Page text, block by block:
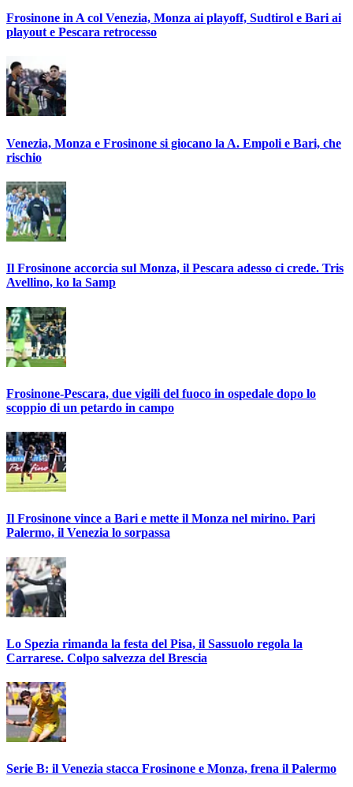
Frosinone in A col Venezia, Monza ai playoff, Sudtirol e Bari ai
playout e Pescara retrocesso
Venezia, Monza e Frosinone si giocano la A. Empoli e Bari, che
rischio
Il Frosinone accorcia sul Monza, il Pescara adesso ci crede. Tris
Avellino, ko la Samp
Frosinone-Pescara, due vigili del fuoco in ospedale dopo lo
scoppio di un petardo in campo
Il Frosinone vince a Bari e mette il Monza nel mirino. Pari
Palermo, il Venezia lo sorpassa
Lo Spezia rimanda la festa del Pisa, il Sassuolo regola la
Carrarese. Colpo salvezza del Brescia
Serie B: il Venezia stacca Frosinone e Monza, frena il Palermo